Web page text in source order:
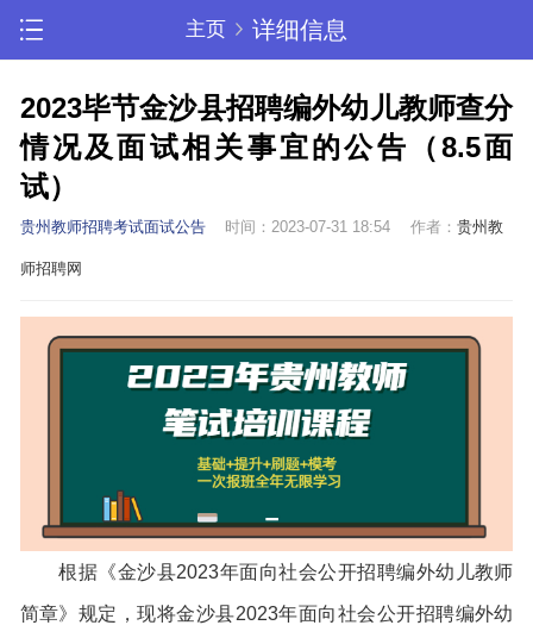
主页 详细信息
2023毕节金沙县招聘编外幼儿教师查分
情况及面试相关事宜的公告（8.5面
试）
贵州教师招聘考试面试公告 时间：2023-07-31 18:54 作者： 贵州教
师招聘网
根据《金沙县2023年面向社会公开招聘编外幼儿教师
简章》规定，现将金沙县2023年面向社会公开招聘编外幼